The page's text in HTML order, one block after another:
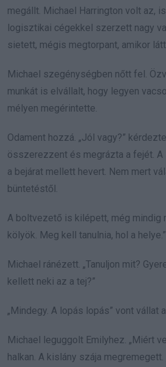
megállt. Michael Harrington volt az,
logisztikai cégekkel szerzett nagy
sietett, mégis megtorpant, amikor
Michael szegénységben nőtt fel.
munkát is elvállalt, hogy legyen
mélyen megérintette.
Odament hozzá. „Jól vagy?”
összerezzent és megrázta a fejét.
a bejárat mellett hevert. Nem mert
büntetéstől.
A boltvezető is kilépett, még mindig
kölyök. Meg kell tanulnia, hol a helye.”
Michael ránézett. „Tanuljon mit?
kellett neki az a tej?”
„Mindegy. A lopás lopás” vont vállat
Michael leguggolt Emilyhez. „Miért
halkan. A kislány szája megremegett.